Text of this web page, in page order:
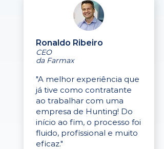
Ronaldo Ribeiro
CEO
da Farmax
"A melhor experiência que
já tive como contratante
ao trabalhar com uma
empresa de Hunting! Do
início ao fim, o processo foi
fluido, profissional e muito
eficaz."